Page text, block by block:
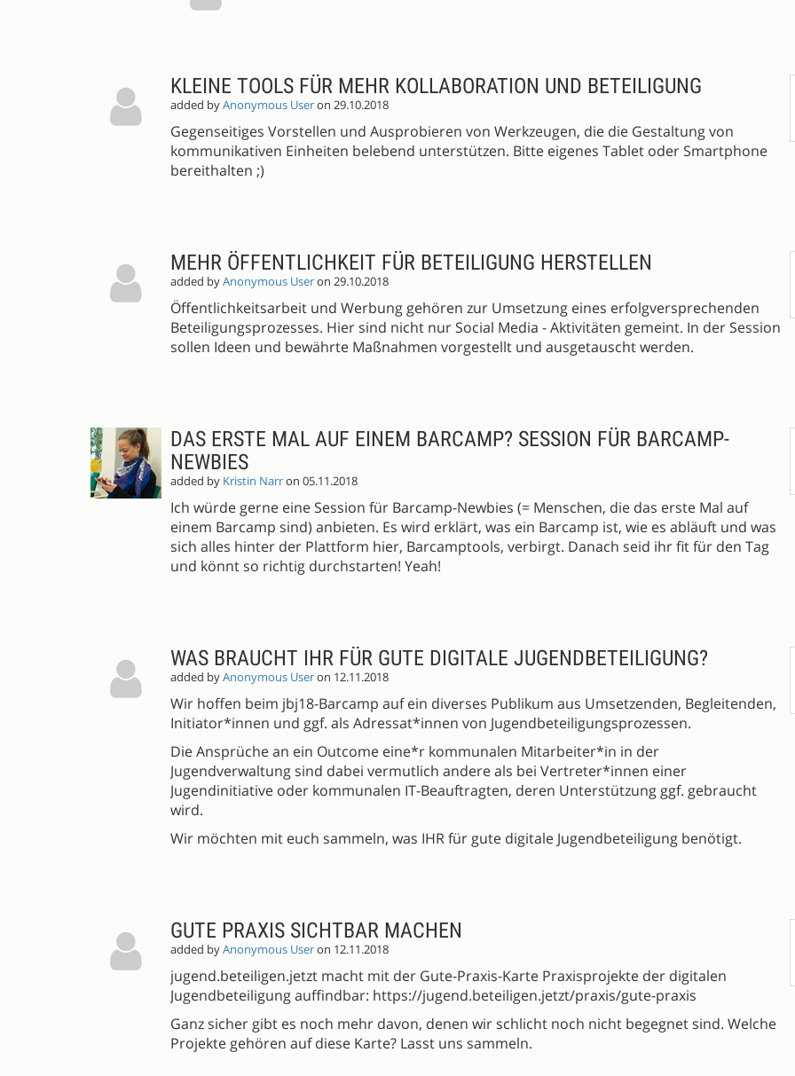
KLEINE TOOLS FÜR MEHR KOLLABORATION UND BETEILIGUNG
added byAnonymous Useron 29.10.2018
Gegenseitiges Vorstellen und Ausprobieren von Werkzeugen, die die Gestaltung von
kommunikativen Einheiten belebend unterstützen. Bitte eigenes Tablet oder Smartphone
bereithalten ;)
MEHR ÖFFENTLICHKEIT FÜR BETEILIGUNG HERSTELLEN
added byAnonymous Useron 29.10.2018
Öffentlichkeitsarbeit und Werbung gehören zur Umsetzung eines erfolgversprechenden
Beteiligungsprozesses. Hier sind nicht nur Social Media - Aktivitäten gemeint. In der Session
sollen Ideen und bewährte Maßnahmen vorgestellt und ausgetauscht werden.
DAS ERSTE MAL AUF EINEM BARCAMP? SESSION FÜR BARCAMP-
NEWBIES
added by Kristin Narron 05.11.2018
Ich würde gerne eine Session für Barcamp-Newbies (= Menschen, die das erste Mal auf
einem Barcamp sind) anbieten. Es wird erklärt, was ein Barcamp ist, wie es abläuft und was
sich alles hinter der Plattform hier, Barcamptools, verbirgt. Danach seid ihr fit für den Tag
und könnt so richtig durchstarten! Yeah!
WAS BRAUCHT IHR FÜR GUTE DIGITALE JUGENDBETEILIGUNG?
added byAnonymous Useron 12.11.2018
Wir hoffen beim jbj18-Barcamp auf ein diverses Publikum aus Umsetzenden, Begleitenden,
Initiator*innen und ggf. als Adressat*innen von Jugendbeteiligungsprozessen.
Die Ansprüche an ein Outcome eine*r kommunalen Mitarbeiter*in in der
Jugendverwaltung sind dabei vermutlich andere als bei Vertreter*innen einer
Jugendinitiative oder kommunalen IT-Beauftragten, deren Unterstützung ggf. gebraucht
wird.
Wir möchten mit euch sammeln, was IHR für gute digitale Jugendbeteiligung benötigt.
GUTE PRAXIS SICHTBAR MACHEN
added byAnonymous Useron 12.11.2018
jugend.beteiligen.jetzt macht mit der Gute-Praxis-Karte Praxisprojekte der digitalen
Jugendbeteiligung auffindbar: https://jugend.beteiligen.jetzt/praxis/gute-praxis
Ganz sicher gibt es noch mehr davon, denen wir schlicht noch nicht begegnet sind. Welche
Projekte gehören auf diese Karte? Lasst uns sammeln.